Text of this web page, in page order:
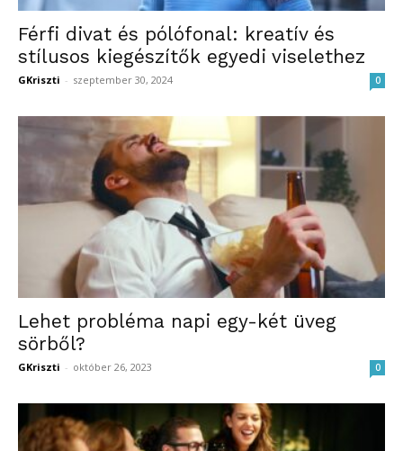
Férfi divat és pólófonal: kreatív és
stílusos kiegészítők egyedi viselethez
GKriszti - szeptember 30, 2024 0
Lehet probléma napi egy-két üveg
sörből?
GKriszti - október 26, 2023 0